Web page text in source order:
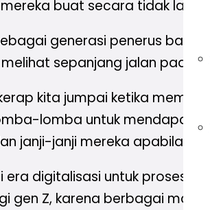
buat secara tidak
generasi penerus
sepanjang jalan pada
kita jumpai ketika
lomba untuk
janji-janji mereka apabila
era digitalisasi untuk proses
gen Z, karena berbagai